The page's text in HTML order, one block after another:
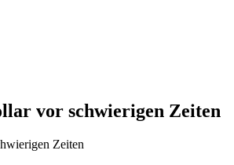
vor schwierigen Zeiten